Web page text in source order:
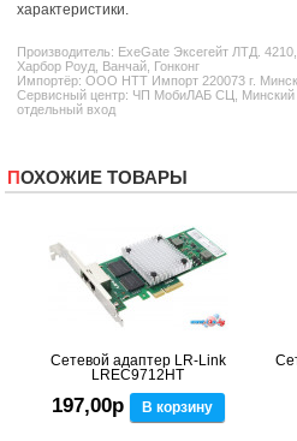
характеристики.
Производитель: ExeGate Эксегейт ЛТД.
Харбор Роуд, Ванчай, Гонконг
Импортёр: ООО НТТ Импорт 220073 г.
Сервисный центр: ЧП МобиЛАБ СЦ, Минский
отдельный вход
ПОХОЖИЕ ТОВАРЫ
Сетевой адаптер LR-Link
LREC9712HT
197,00р В корзину